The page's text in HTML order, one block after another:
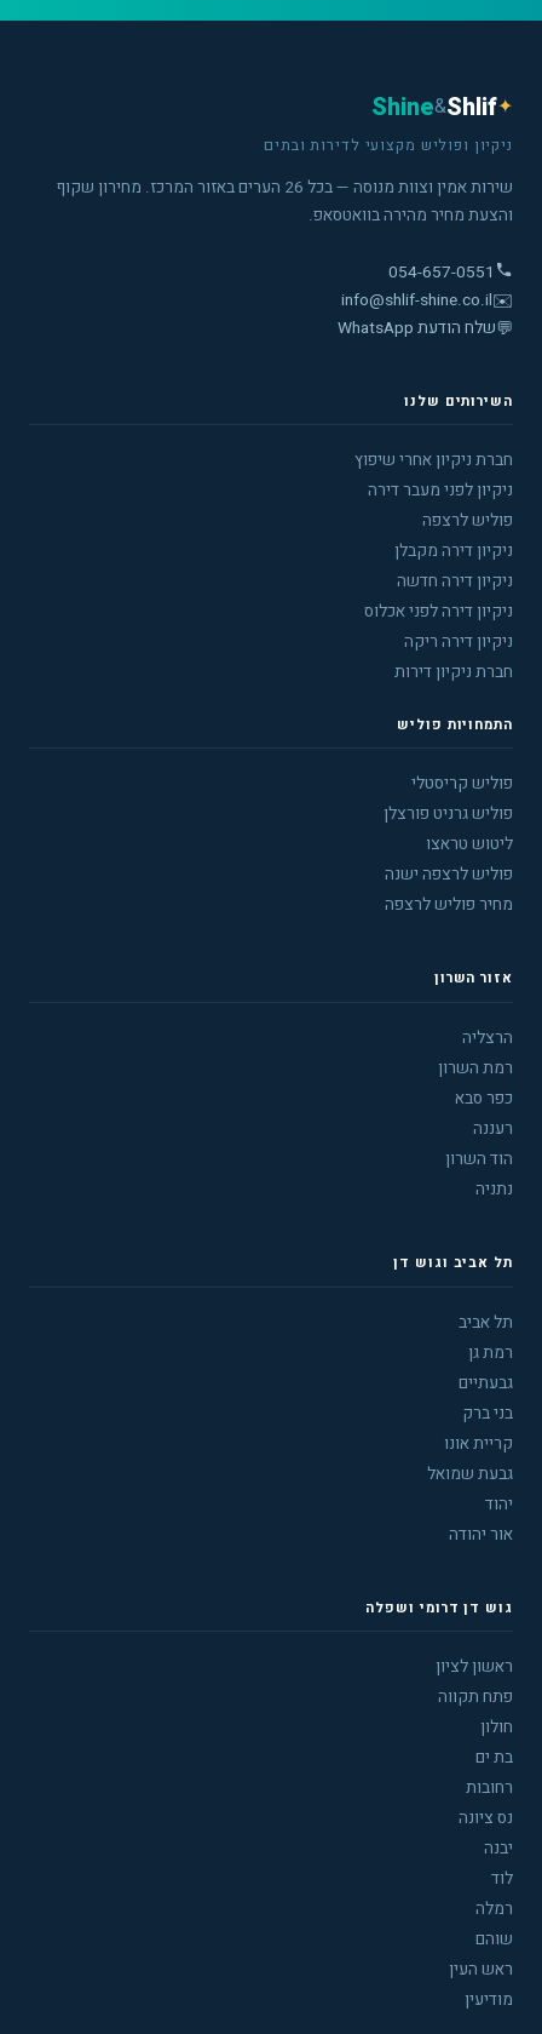
✦
Shlif
&
Shine
ניקיון ופוליש מקצועי לדירות ובתים
שירות אמין וצוות מנוסה — בכל 26 הערים באזור המרכז. מחירון שקוף
והצעת מחיר מהירה בוואטסאפ.
054-657-0551
✉️
info@shlif-shine.co.il
💬שלח הודעת WhatsApp
השירותים שלנו
חברת ניקיון אחרי שיפוץ
ניקיון לפני מעבר דירה
פוליש לרצפה
ניקיון דירה מקבלן
ניקיון דירה חדשה
ניקיון דירה לפני אכלוס
ניקיון דירה ריקה
חברת ניקיון דירות
התמחויות פוליש
פוליש קריסטלי
פוליש גרניט פורצלן
ליטוש טראצו
פוליש לרצפה ישנה
מחיר פוליש לרצפה
אזור השרון
הרצליה
רמת השרון
כפר סבא
רעננה
הוד השרון
נתניה
תל אביב וגוש דן
תל אביב
רמת גן
גבעתיים
בני ברק
קריית אונו
גבעת שמואל
יהוד
אור יהודה
גוש דן דרומי ושפלה
ראשון לציון
פתח תקווה
חולון
בת ים
רחובות
נס ציונה
יבנה
לוד
רמלה
שוהם
ראש העין
מודיעין